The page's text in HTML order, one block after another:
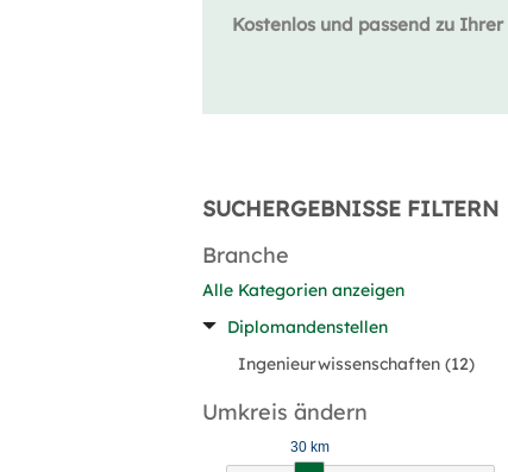
Kostenlos und passend zu Ihrer
SUCHERGEBNISSE FILTERN
Branche
Alle Kategorien anzeigen
Diplomandenstellen
Ingenieurwissenschaften (12)
Umkreis ändern
30 km